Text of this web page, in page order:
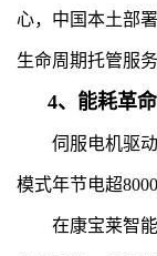
心，中国本土部
生命周期托管服务
4、能耗革
伺服电机驱动
模式年节电超
在康宝莱智能